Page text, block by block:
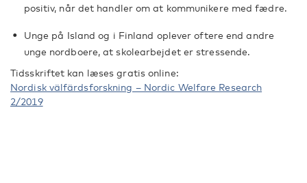
positiv, når det handler om at kommunikere med fædre.
Unge på Island og i Finland oplever oftere end andre
unge nordboere, at skolearbejdet er stressende.
Tidsskriftet kan læses gratis online:
Nordisk välfärdsforskning – Nordic Welfare Research
2/2019